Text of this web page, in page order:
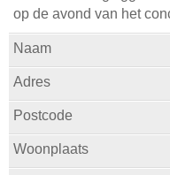
op de avond van het
Naam
Adres
Postcode
Woonplaats